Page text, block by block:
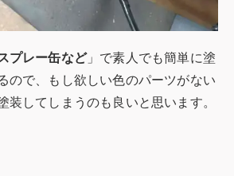
プレー缶など」で素人でも簡単に塗
ので、もし欲しい色のパーツがない
装してしまうのも良いと思います。